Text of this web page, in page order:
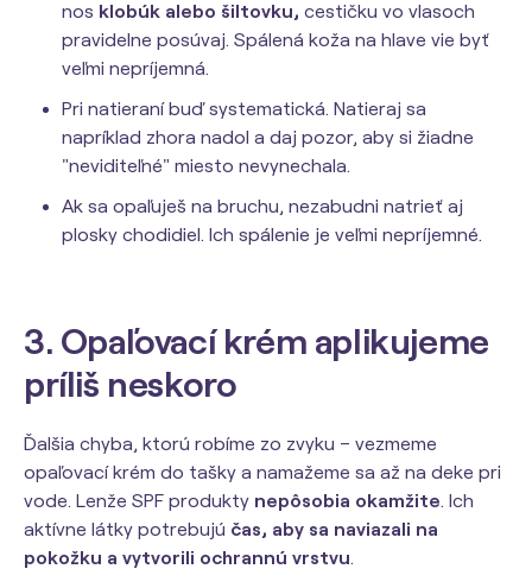
nos klobúk alebo šiltovku, cestičku vo vlasoch
pravidelne posúvaj. Spálená koža na hlave vie byť
veľmi nepríjemná.
Pri natieraní buď systematická. Natieraj sa
napríklad zhora nadol a daj pozor, aby si žiadne
"neviditeľné" miesto nevynechala.
Ak sa opaľuješ na bruchu, nezabudni natrieť aj
plosky chodidiel. Ich spálenie je veľmi nepríjemné.
3. Opaľovací krém aplikujeme
príliš neskoro
Ďalšia chyba, ktorú robíme zo zvyku – vezmeme
opaľovací krém do tašky a namažeme sa až na deke pri
vode. Lenže SPF produkty nepôsobia okamžite. Ich
aktívne látky potrebujú čas, aby sa naviazali na
pokožku a vytvorili ochrannú vrstvu.